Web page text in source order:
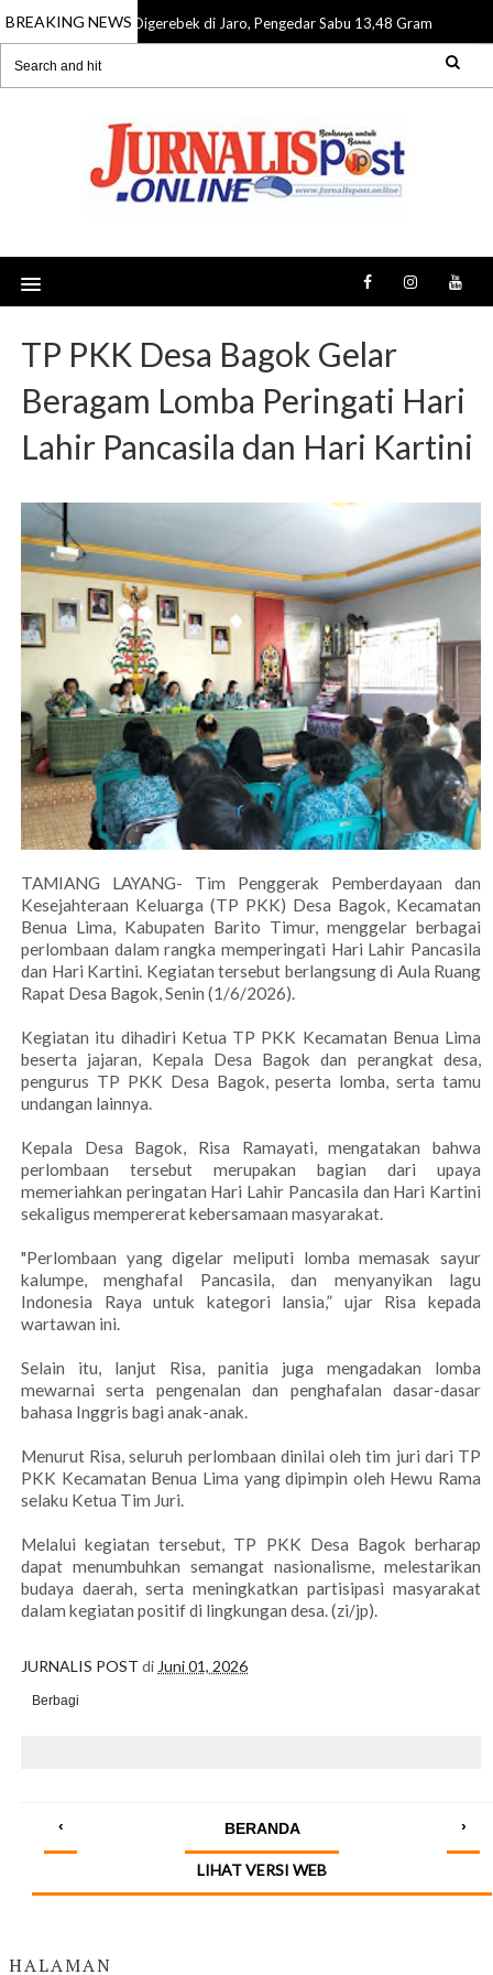
BREAKING NEWS
06 Aug 2026 Digerebek di Jaro, Pengedar Sabu 13,48 Gram Dibekuk
TP PKK Desa Bagok Gelar
Beragam Lomba Peringati Hari
Lahir Pancasila dan Hari Kartini
TAMIANG LAYANG- Tim Penggerak Pemberdayaan dan
Kesejahteraan Keluarga (TP PKK) Desa Bagok, Kecamatan
Benua Lima, Kabupaten Barito Timur, menggelar berbagai
perlombaan dalam rangka memperingati Hari Lahir Pancasila
dan Hari Kartini. Kegiatan tersebut berlangsung di Aula Ruang
Rapat Desa Bagok, Senin (1/6/2026).
Kegiatan itu dihadiri Ketua TP PKK Kecamatan Benua Lima
beserta jajaran, Kepala Desa Bagok dan perangkat desa,
pengurus TP PKK Desa Bagok, peserta lomba, serta tamu
undangan lainnya.
Kepala Desa Bagok, Risa Ramayati, mengatakan bahwa
perlombaan tersebut merupakan bagian dari upaya
memeriahkan peringatan Hari Lahir Pancasila dan Hari Kartini
sekaligus mempererat kebersamaan masyarakat.
"Perlombaan yang digelar meliputi lomba memasak sayur
kalumpe, menghafal Pancasila, dan menyanyikan lagu
Indonesia Raya untuk kategori lansia,” ujar Risa kepada
wartawan ini.
Selain itu, lanjut Risa, panitia juga mengadakan lomba
mewarnai serta pengenalan dan penghafalan dasar-dasar
bahasa Inggris bagi anak-anak.
Menurut Risa, seluruh perlombaan dinilai oleh tim juri dari TP
PKK Kecamatan Benua Lima yang dipimpin oleh Hewu Rama
selaku Ketua Tim Juri.
Melalui kegiatan tersebut, TP PKK Desa Bagok berharap
dapat menumbuhkan semangat nasionalisme, melestarikan
budaya daerah, serta meningkatkan partisipasi masyarakat
dalam kegiatan positif di lingkungan desa. (zi/jp).
JURNALIS POST diJuni 01, 2026
Berbagi
‹ ›
BERANDA
LIHAT VERSI WEB
HALAMAN